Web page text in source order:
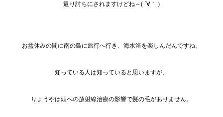
返り討ちにされますけどね～( ´∀｀ )
お盆休みの間に南の島に旅行へ行き、海水浴を楽しんだんですね。
知っている人は知っていると思いますが、
りょうやは頭への放射線治療の影響で髪の毛がありません。